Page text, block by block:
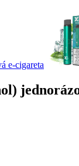
e-cigareta